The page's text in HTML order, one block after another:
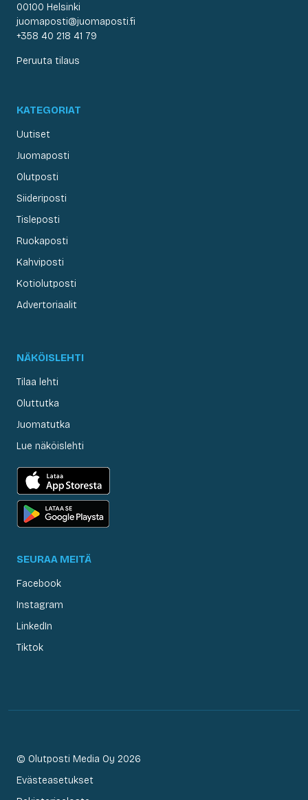
00100 Helsinki
juomaposti@juomaposti.fi
+358 40 218 41 79
Peruuta tilaus
KATEGORIAT
Uutiset
Juomaposti
Olutposti
Siideriposti
Tisleposti
Ruokaposti
Kahviposti
Kotiolutposti
Advertoriaalit
NÄKÖISLEHTI
Tilaa lehti
Oluttutka
Juomatutka
Lue näköislehti
SEURAA MEITÄ
Facebook
Instagram
LinkedIn
Tiktok
© Olutposti Media Oy 2026
Evästeasetukset